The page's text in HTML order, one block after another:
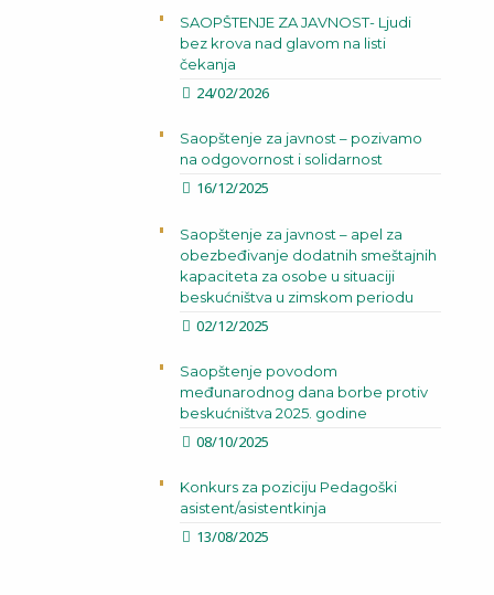
SAOPŠTENJE ZA JAVNOST- Ljudi
bez krova nad glavom na listi
čekanja
24/02/2026
Saopštenje za javnost – pozivamo
na odgovornost i solidarnost
16/12/2025
Saopštenje za javnost – apel za
obezbeđivanje dodatnih smeštajnih
kapaciteta za osobe u situaciji
beskućništva u zimskom periodu
02/12/2025
Saopštenje povodom
međunarodnog dana borbe protiv
beskućništva 2025. godine
08/10/2025
Konkurs za poziciju Pedagoški
asistent/asistentkinja
13/08/2025